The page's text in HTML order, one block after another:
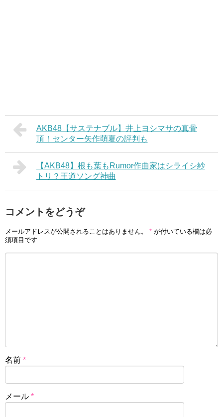
AKB48【サステナブル】井上ヨシマサの真骨
頂！センター矢作萌夏の評判も
【AKB48】根も葉もRumor作曲家はシライシ紗
トリ？王道ソング神曲
コメントをどうぞ
メールアドレスが公開されることはありません。 * が付いている欄は必
須項目です
名前 *
メール *